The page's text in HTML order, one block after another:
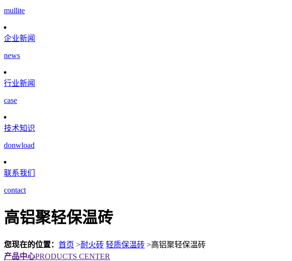
mullite
企业新闻
news
行业新闻
case
技术知识
donwload
联系我们
contact
高铝聚轻保温砖
您现在的位置： 首页 >耐火砖 轻质保温砖 >高铝聚轻保温砖
产品中心PRODUCTS CENTER